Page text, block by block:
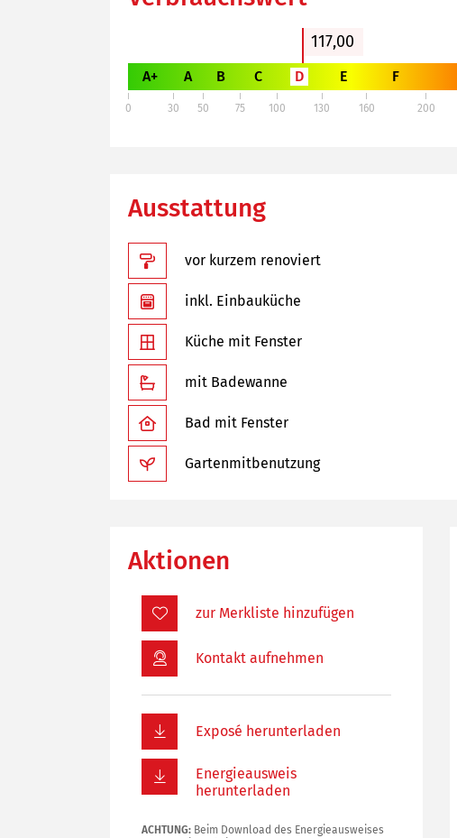
117,00
0 30
A+
50
A
75
B
100
C
130
D
160
E
200
F
Ausstattung
vor kurzem renoviert
inkl. Einbauküche
Küche mit Fenster
mit Badewanne
Bad mit Fenster
Gartenmitbenutzung
Aktionen
Kontakt aufnehmen
Exposé herunterladen
Energieausweis
herunterladen
ACHTUNG: Beim Download des Energieausweises